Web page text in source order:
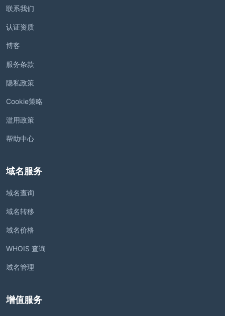
联系我们
认证资质
博客
服务条款
隐私政策
Cookie策略
滥用政策
帮助中心
域名服务
域名查询
域名转移
域名价格
WHOIS 查询
域名管理
增值服务